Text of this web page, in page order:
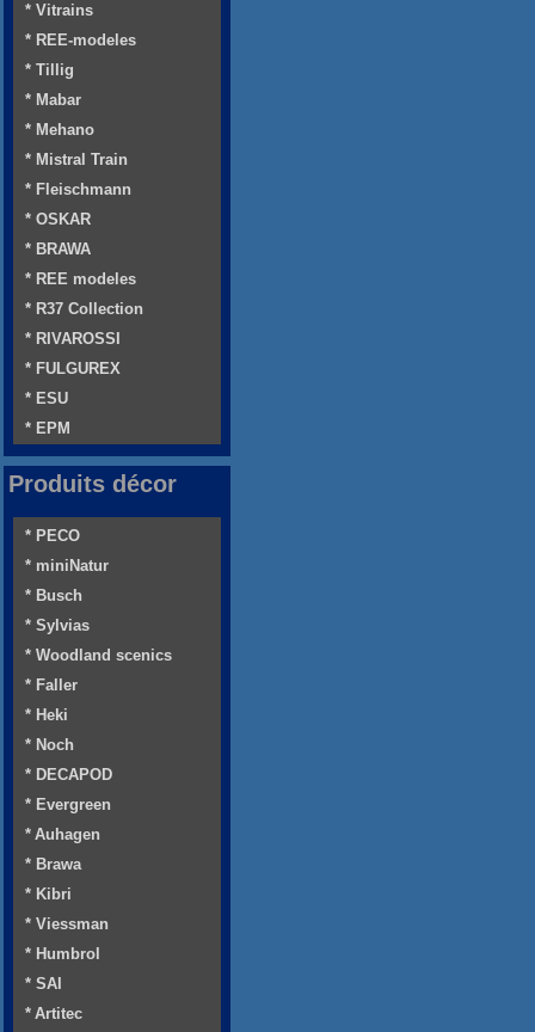
* Vitrains
* REE-modeles
* Tillig
* Mabar
* Mehano
* Mistral Train
* Fleischmann
* OSKAR
* BRAWA
* REE modeles
* R37 Collection
* RIVAROSSI
* FULGUREX
* ESU
* EPM
Produits décor
* PECO
* miniNatur
* Busch
* Sylvias
* Woodland scenics
* Faller
* Heki
* Noch
* DECAPOD
* Evergreen
* Auhagen
* Brawa
* Kibri
* Viessman
* Humbrol
* SAI
* Artitec